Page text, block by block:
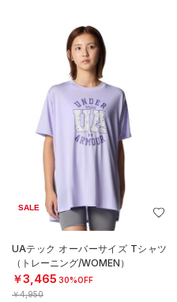
SALE
UAテック オーバーサイズ Tシャツ
（トレーニング/WOMEN）
￥3,465 30%OFF
￥4,950